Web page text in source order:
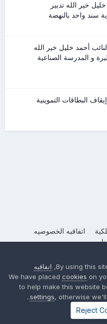
خير الله تدبير
سند واحد بالنهضة
أحمد خليل خير الله
و المدرسة الصناعية
البطاقات التموينية
اتفاقيه الخصوصيه
Powered by
By using this
, اتفاقيه
cookies on
to help make this website
settings , otherwise